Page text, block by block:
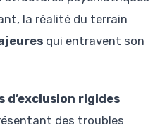
la réalité du terrain
qui entravent son
d’exclusion rigides
des troubles